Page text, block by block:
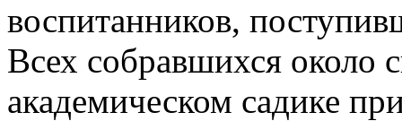
воспитанников,
Всех собравшихся около
академическом садике